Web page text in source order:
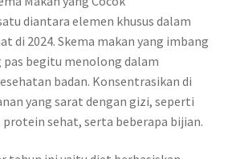
diantara elemen khusus dalam
di 2024. Skema makan yang imbang
pas begitu menolong dalam
badan. Konsentrasikan di
yang sarat dengan gizi, seperti
protein sehat, serta beberapa bijian.